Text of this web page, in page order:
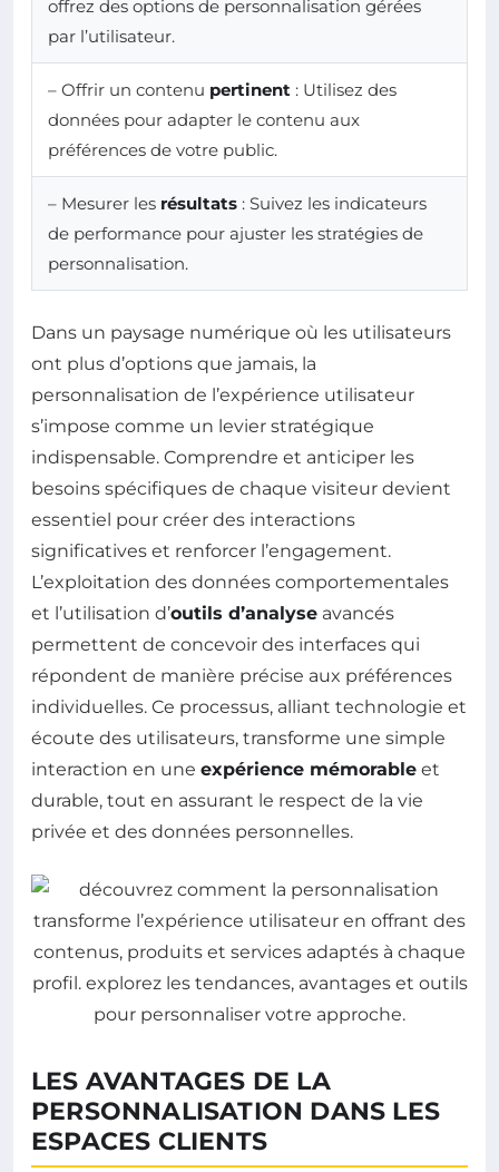
offrez des options de personnalisation gérées
par l’utilisateur.
– Offrir un contenu pertinent : Utilisez des
données pour adapter le contenu aux
préférences de votre public.
– Mesurer les résultats : Suivez les indicateurs
de performance pour ajuster les stratégies de
personnalisation.
Dans un paysage numérique où les utilisateurs
ont plus d’options que jamais, la
personnalisation de l’expérience utilisateur
s’impose comme un levier stratégique
indispensable. Comprendre et anticiper les
besoins spécifiques de chaque visiteur devient
essentiel pour créer des interactions
significatives et renforcer l’engagement.
L’exploitation des données comportementales
et l’utilisation d’outils d’analyse avancés
permettent de concevoir des interfaces qui
répondent de manière précise aux préférences
individuelles. Ce processus, alliant technologie et
écoute des utilisateurs, transforme une simple
interaction en une expérience mémorable et
durable, tout en assurant le respect de la vie
privée et des données personnelles.
LES AVANTAGES DE LA
PERSONNALISATION DANS LES
ESPACES CLIENTS